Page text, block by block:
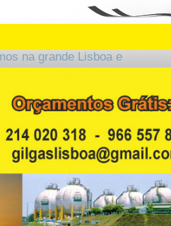
na grande Lisboa e